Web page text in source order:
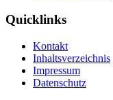
Quicklinks
Kontakt
Inhaltsverzeichnis
Impressum
Datenschutz